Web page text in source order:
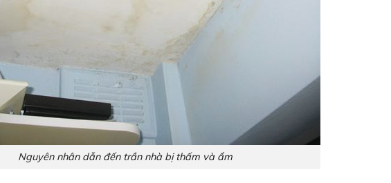
Nguyên nhân dẫn đến trần nhà bị thấm và ẩm